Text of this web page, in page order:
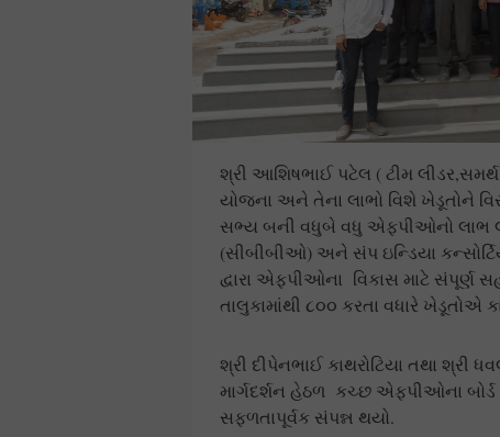
શ્રી આશિષભાઈ પટેલ ( ટીમ
યોજના અને તેના લાભો વિશે ખેડૂતોને
સભ્ય બની વધુબે વધુ એફપીઓનો લાભ
(સીબીબીઓ) અને સંપ ઇન્ડિયા
દ્વારા એફપીઓના વિકાસ માટે સંપૂર્ણ
તાલુકામાંથી ૮૦૦ કરતા વધારે ખેડૂતોએ
શ્રી દીપેનભાઈ કાથરોટિયા તથા શ્રી
માર્ગદર્શન હેઠળ કચ્છ એફપીઓના
સફળતાપૂર્વક સંપન્ન થયો.